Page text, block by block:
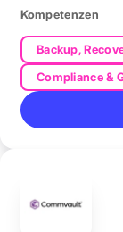
Kompetenzen
Backup,
Compliance &